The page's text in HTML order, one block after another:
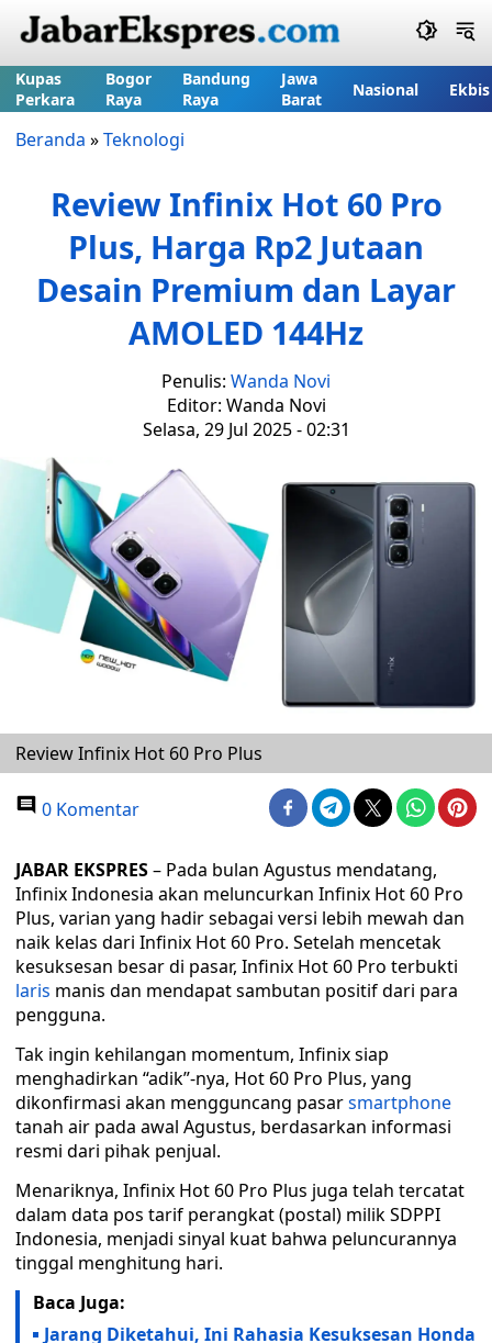
Kupas
Perkara
Bogor
Raya
Bandung
Raya
Jawa
Barat
Nasional Ekbis
Beranda »Teknologi
Review Infinix Hot 60 Pro
Plus, Harga Rp2 Jutaan
Desain Premium dan Layar
AMOLED 144Hz
Penulis: Wanda Novi
Editor: Wanda Novi
Selasa, 29 Jul 2025 - 02:31
Review Infinix Hot 60 Pro Plus
0 Komentar
JABAR EKSPRES– Pada bulan Agustus mendatang,
Infinix Indonesia akan meluncurkan Infinix Hot 60 Pro
Plus, varian yang hadir sebagai versi lebih mewah dan
naik kelas dari Infinix Hot 60 Pro. Setelah mencetak
kesuksesan besar di pasar, Infinix Hot 60 Pro terbukti
laris manis dan mendapat sambutan positif dari para
pengguna.
Tak ingin kehilangan momentum, Infinix siap
menghadirkan “adik”-nya, Hot 60 Pro Plus, yang
dikonfirmasi akan mengguncang pasarsmartphone
tanah air pada awal Agustus, berdasarkan informasi
resmi dari pihak penjual.
Menariknya, Infinix Hot 60 Pro Plus juga telah tercatat
dalam data pos tarif perangkat (postal) milik SDPPI
Indonesia, menjadi sinyal kuat bahwa peluncurannya
tinggal menghitung hari.
Baca Juga:
Jarang Diketahui, Ini Rahasia Kesuksesan Honda